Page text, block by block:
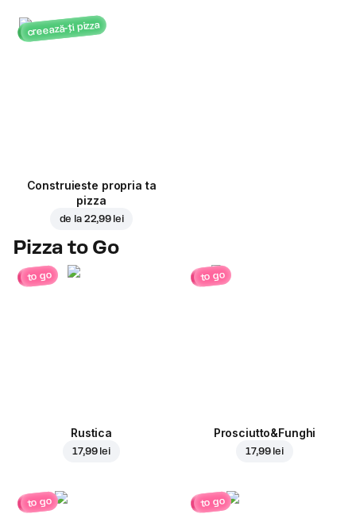
creează-ți pizza
Construieste propria ta
pizza
de la 22,99 lei
Pizza to Go
to go
Rustica
17,99 lei
to go
Prosciutto&Funghi
17,99 lei
to go to go